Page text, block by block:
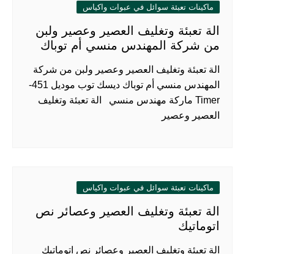
ماكينات تعبئة سوائل في عبوات واكياس
الة تعبئة وتغليف العصير وعصير ولبن
من شركة المهندس منسي أم توباك
الة تعبئة وتغليف العصير وعصير ولبن من شركة
المهندس منسي أم توباك ديسك توب موديل 451-
Timer ماركة مهندس منسي الة تعبئة وتغليف
العصير وعصير
ماكينات تعبئة سوائل في عبوات واكياس
الة تعبئة وتغليف العصير وعصائر نص
اتوماتيك
الة تعبئة وتغليف العصير وعصائر نص اتوماتيك